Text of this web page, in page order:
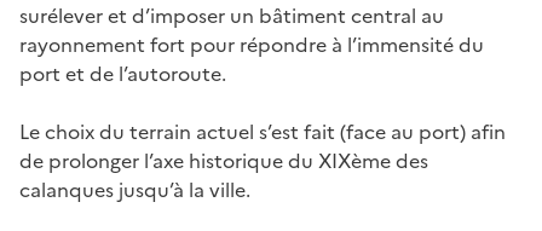
surélever et d’imposer un bâtiment central au
rayonnement fort pour répondre à l’immensité du
port et de l’autoroute.
Le choix du terrain actuel s’est fait (face au port) afin
de prolonger l’axe historique du XIXème des
calanques jusqu’à la ville.